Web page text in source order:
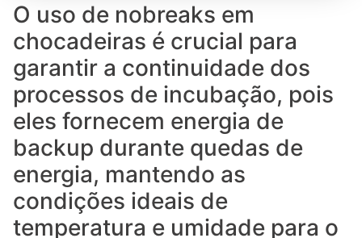
O uso de nobreaks em
chocadeiras é crucial para
garantir a continuidade dos
processos de incubação, pois
eles fornecem energia de
backup durante quedas de
energia, mantendo as
condições ideais de
temperatura e umidade para o